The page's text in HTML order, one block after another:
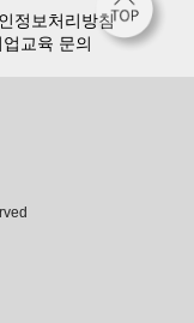
정보처리방침
업교육 문의